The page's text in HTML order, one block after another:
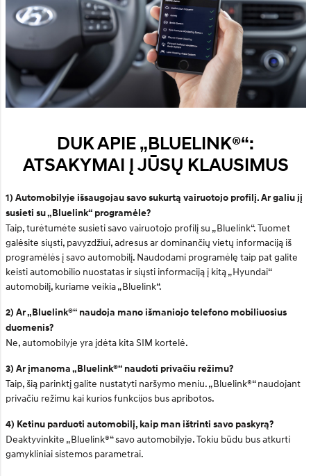
DUK APIE „BLUELINK®“:
ATSAKYMAI Į JŪSŲ KLAUSIMUS
1) Automobilyje išsaugojau savo sukurtą vairuotojo profilį. Ar galiu jį
susieti su „Bluelink“ programėle?
Taip, turėtumėte susieti savo vairuotojo profilį su „Bluelink“. Tuomet
galėsite siųsti, pavyzdžiui, adresus ar dominančių vietų informaciją iš
programėlės į savo automobilį. Naudodami programėlę taip pat galite
keisti automobilio nuostatas ir siųsti informaciją į kitą „Hyundai“
automobilį, kuriame veikia „Bluelink“.
2) Ar „Bluelink®“ naudoja mano išmaniojo telefono mobiliuosius
duomenis?
Ne, automobilyje yra įdėta kita SIM kortelė.
3) Ar įmanoma „Bluelink®“ naudoti privačiu režimu?
Taip, šią parinktį galite nustatyti naršymo meniu. „Bluelink®“ naudojant
privačiu režimu kai kurios funkcijos bus apribotos.
4) Ketinu parduoti automobilį, kaip man ištrinti savo paskyrą?
Deaktyvinkite „Bluelink®“ savo automobilyje. Tokiu būdu bus atkurti
gamykliniai sistemos parametrai.